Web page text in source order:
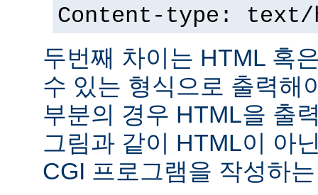
Content-type: text/
두번째 차이는 HTML 혹
수 있는 형식으로 출력해
부분의 경우 HTML을 출
그림과 같이 HTML이 아
CGI 프로그램을 작성하